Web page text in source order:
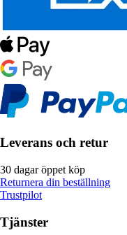
Leverans och retur
30 dagar öppet köp
Returnera din beställning
Trustpilot
Tjänster